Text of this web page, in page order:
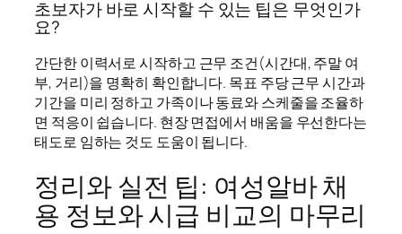
초보자가 바로 시작할 수 있는 팁은 무엇인가
요?
간단한 이력서로 시작하고 근무 조건(시간대, 주말 여
부, 거리)을 명확히 확인합니다. 목표 주당 근무 시간과
기간을 미리 정하고 가족이나 동료와 스케줄을 조율하
면 적응이 쉽습니다. 현장 면접에서 배움을 우선한다는
태도로 임하는 것도 도움이 됩니다.
정리와 실전 팁: 여성알바 채
용 정보와 시급 비교의 마무리